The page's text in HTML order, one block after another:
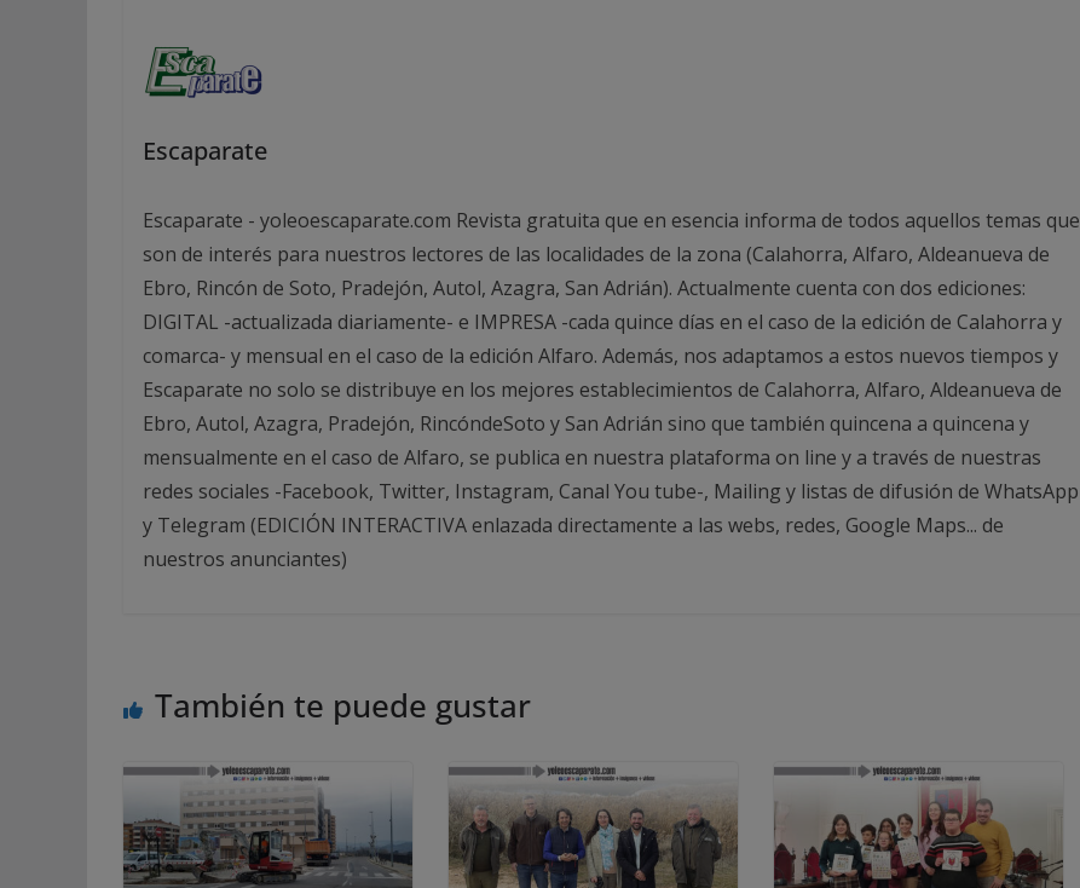
Escaparate
Escaparate - yoleoescaparate.com Revista gratuita que en esencia informa de todos aquellos temas que
son de interés para nuestros lectores de las localidades de la zona (Calahorra, Alfaro, Aldeanueva de
Ebro, Rincón de Soto, Pradejón, Autol, Azagra, San Adrián). Actualmente cuenta con dos ediciones:
DIGITAL -actualizada diariamente- e IMPRESA -cada quince días en el caso de la edición de Calahorra y
comarca- y mensual en el caso de la edición Alfaro. Además, nos adaptamos a estos nuevos tiempos y
Escaparate no solo se distribuye en los mejores establecimientos de Calahorra, Alfaro, Aldeanueva de
Ebro, Autol, Azagra, Pradejón, RincóndeSoto y San Adrián sino que también quincena a quincena y
mensualmente en el caso de Alfaro, se publica en nuestra plataforma on line y a través de nuestras
redes sociales -Facebook, Twitter, Instagram, Canal You tube-, Mailing y listas de difusión de WhatsApp
y Telegram (EDICIÓN INTERACTIVA enlazada directamente a las webs, redes, Google Maps... de
nuestros anunciantes)
También te puede gustar